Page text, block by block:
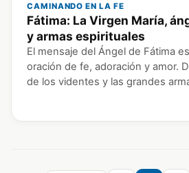
CAMINANDO EN LA FE
Fátima: La Virgen María,
y armas espirituales
El mensaje del Ángel de Fátima
oración de fe, adoración y amor.
de los videntes y las grandes